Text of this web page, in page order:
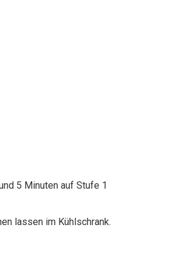
5 Minuten auf Stufe 1
lassen im Kühlschrank.